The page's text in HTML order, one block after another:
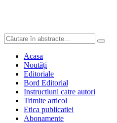
Acasa
Noutăți
Editoriale
Bord Editorial
Instructiuni catre autori
Trimite articol
Etica publicatiei
Abonamente